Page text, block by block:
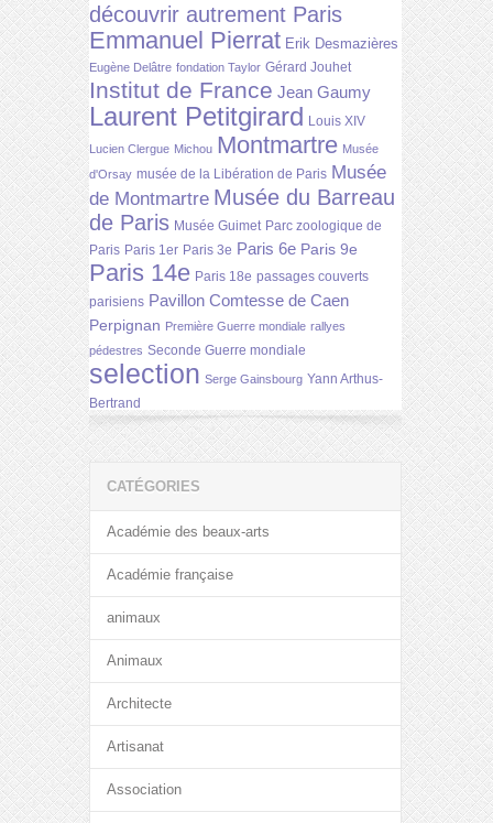
découvrir autrement Paris
Emmanuel Pierrat Erik Desmazières
Eugène Delâtre fondation Taylor Gérard Jouhet
Institut de France Jean Gaumy
Laurent Petitgirard Louis XIV
Lucien Clergue Michou Montmartre Musée
d'Orsay musée de la Libération de Paris Musée
de Montmartre Musée du Barreau
de Paris Musée Guimet Parc zoologique de
Paris Paris 1er Paris 3e Paris 6e Paris 9e
Paris 14e Paris 18e passages couverts
parisiens Pavillon Comtesse de Caen
Perpignan Première Guerre mondiale rallyes
pédestres Seconde Guerre mondiale
selection Serge Gainsbourg Yann Arthus-
Bertrand
CATÉGORIES
Académie des beaux-arts
Académie française
animaux
Animaux
Architecte
Artisanat
Association